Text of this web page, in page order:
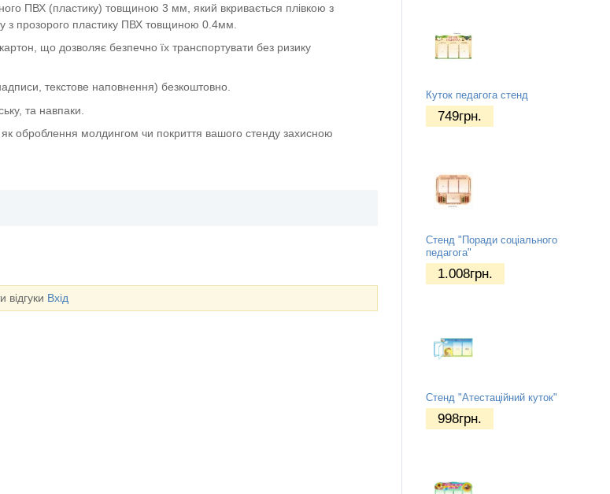
ПВХ (пластику) товщиною 3 мм, який вкривається плівкою з
з прозорого пластику ПВХ товщиною 0.4мм.
що дозволяє безпечно їх транспортувати без ризику
текстове наповнення) безкоштовно.
та навпаки.
оброблення молдингом чи покриття вашого стенду захисною
відгуки Вхід
Куток педагога стенд
749грн.
Стенд "Поради соціального
педагога"
1.008грн.
Стенд "Атестаційний куток"
998грн.